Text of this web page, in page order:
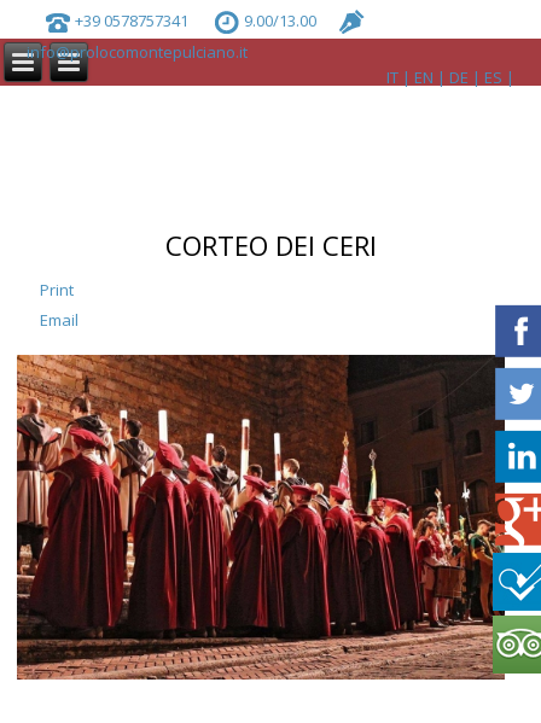
+39 0578757341
9.00/13.00
info@prolocomontepulciano.it
IT
EN DE ES
CORTEO DEI CERI
Print
Email